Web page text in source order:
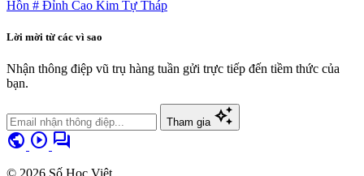
Hồn # Đỉnh Cao Kim Tự Tháp
Lời mời từ các vì sao
Nhận thông điệp vũ trụ hàng tuần gửi trực tiếp đến tiềm thức của
bạn.
Tham gia auto_awesome
public play_circle forum
© 2026 Số Học Việt